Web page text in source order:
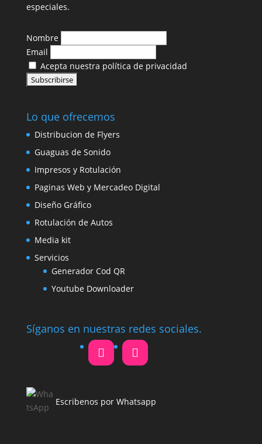
especiales.
Nombre
Email
Acepta nuestra política de privacidad
Lo que ofrecemos
Distribucion de Flyers
Guaguas de Sonido
Impresos y Rotulación
Paginas Web y Mercadeo Digital
Diseño Gráfico
Rotulación de Autos
Media kit
Servicios
Generador Cod QR
Youtube Downloader
Síganos en nuestras redes sociales.
Escribenos por Whatsapp